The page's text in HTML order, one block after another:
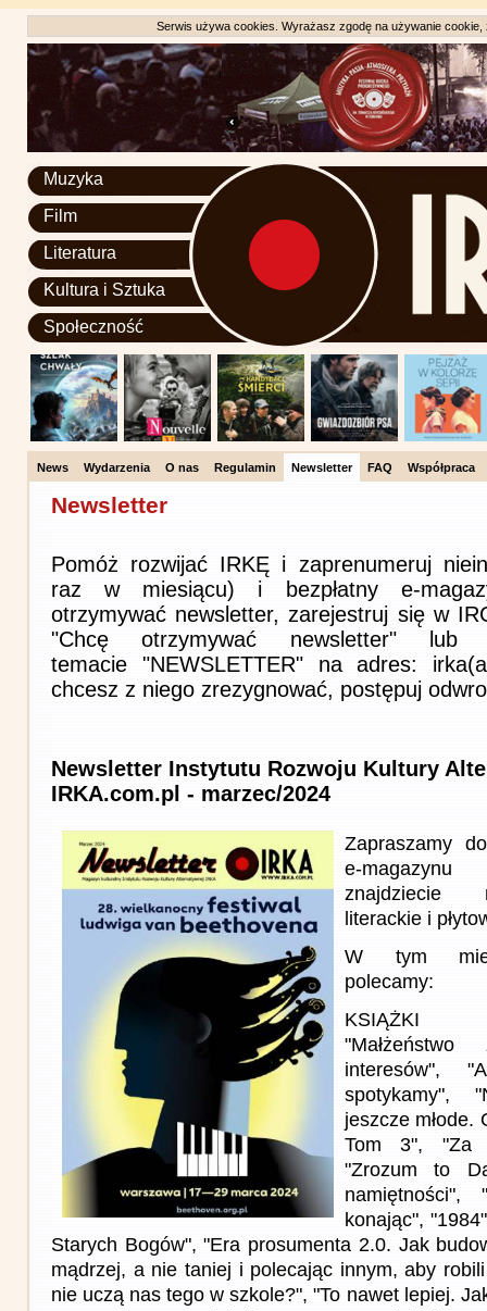
Serwis używa cookies. Wyrażasz zgodę na używanie
Muzyka
Film
Literatura
Kultura i Sztuka
Społeczność
News Wydarzenia O nas Regulamin Newsletter FAQ Współpraca
Newsletter
Pomóż rozwijać IRKĘ i zaprenumeruj
raz w miesiącu) i bezpłatny e-
otrzymywać newsletter, zarejestruj się w
"Chcę otrzymywać newsletter"
temacie "NEWSLETTER" na adres:
chcesz z niego zrezygnować, postępuj
Newsletter Instytutu Rozwoju Kultury
IRKA.com.pl - marzec/2024
Zapraszamy
e-
znajdziecie
literackie i
W tym
polecamy:
KSIĄŻKI
interesów",
spotykamy",
jeszcze młode.
Tom 3", "Za
"Zrozum to
konając",
Starych Bogów", "Era prosumenta 2.0. Jak
mądrzej, a nie taniej i polecając innym, aby
nie uczą nas tego w szkole?", "To nawet lepiej.